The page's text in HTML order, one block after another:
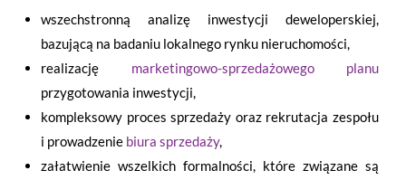
wszechstronną analizę inwestycji deweloperskiej,
bazującą na badaniu lokalnego rynku nieruchomości,
realizację marketingowo-sprzedażowego planu
przygotowania inwestycji,
kompleksowy proces sprzedaży oraz rekrutacja zespołu
i prowadzenie biura sprzedaży,
załatwienie wszelkich formalności, które związane są